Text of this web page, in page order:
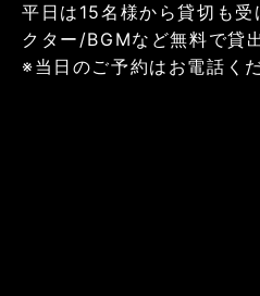
平日は15名様から貸切も
クター/BGMなど無料で貸
※当日のご予約はお電話く